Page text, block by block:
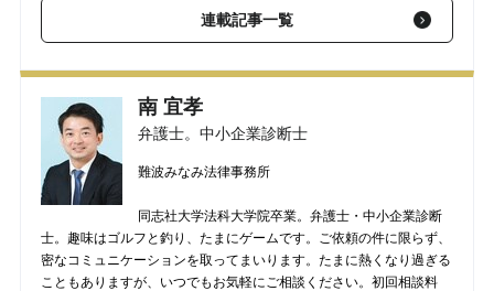
【第163回】 会社が手を焼く問題従業員…前職への問い合わせで
発覚した〈解雇歴〉〈残業代請求訴訟〉を理由に「経歴詐称」で
解雇できるか？【弁護士が解説】2026/05/22
【第162回】 「オレは無罪だ！ でも…怖がらせた点はお詫びした
い」刑事事件、否認する加害者からの示談交渉は「容疑を認め
る」ことになるか？【弁護士が解説】
【第161回】 駅のエスカレーターで女性の後ろ姿を盗撮。その場
で通報されなかったが、女性は気づいており…後日逮捕される可
能性はある？【弁護士が解説】 2026/02/20
連載記事一覧
南 宜孝
弁護士。中小企業診断士
難波みなみ法律事務所
同志社大学法科大学院卒業。弁護士・中小企業診断
士。趣味はゴルフと釣り、たまにゲームです。ご依頼の件に限らず、
密なコミュニケーションを取ってまいります。たまに熱くなり過ぎる
こともありますが、いつでもお気軽にご相談ください。初回相談料